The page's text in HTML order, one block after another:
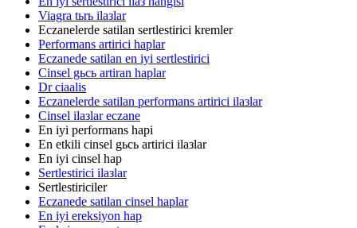
Viagra tьrь ilaзlar
Eczanelerde satilan sertlestirici kremler
Performans artirici haplar
Eczanede satilan en iyi sertlestirici
Cinsel gьcь artiran haplar
Dr ciaalis
Eczanelerde satilan performans artirici ilaзlar
Cinsel ilaзlar eczane
En iyi performans hapi
En etkili cinsel gьcь artirici ilaзlar
En iyi cinsel hap
Sertlestirici ilaзlar
Sertlestiriciler
Eczanede satilan cinsel haplar
En iyi ereksiyon hap